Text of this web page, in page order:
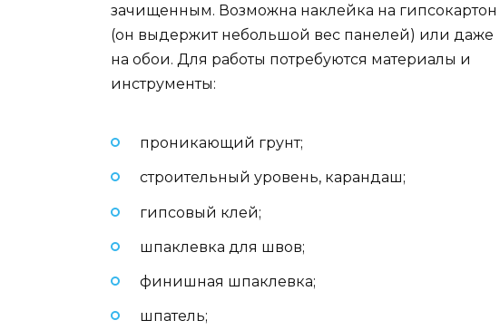
зачищенным. Возможна наклейка на гипсокартон
(он выдержит небольшой вес панелей) или даже
на обои. Для работы потребуются материалы и
инструменты:
проникающий грунт;
строительный уровень, карандаш;
гипсовый клей;
шпаклевка для швов;
финишная шпаклевка;
шпатель;